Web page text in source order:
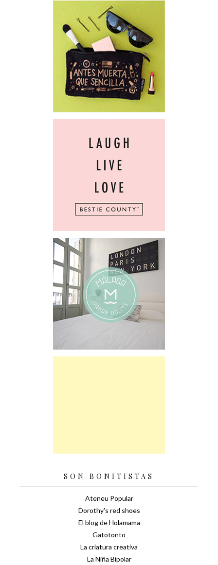
SON BONITISTAS
Ateneu Popular
Dorothy's red shoes
El blog de Holamama
Gatotonto
La criatura creativa
La Niña Bipolar